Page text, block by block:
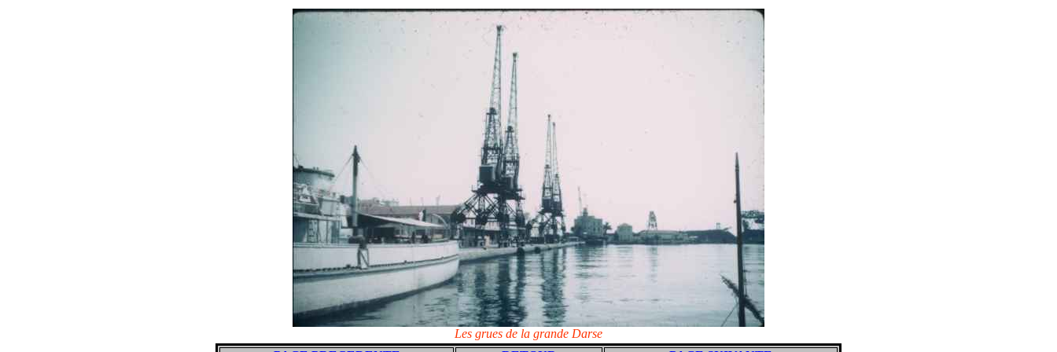
Les grues de la grande Darse